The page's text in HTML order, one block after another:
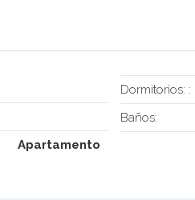
Apartamento
Dormitorios: :
Baños: